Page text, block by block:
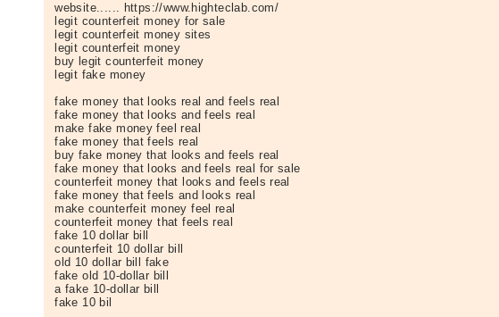
website...... https://www.highteclab.com/
legit counterfeit money for sale
legit counterfeit money sites
legit counterfeit money
buy legit counterfeit money
legit fake money
fake money that looks real and feels real
fake money that looks and feels real
make fake money feel real
fake money that feels real
buy fake money that looks and feels real
fake money that looks and feels real for sale
counterfeit money that looks and feels real
fake money that feels and looks real
make counterfeit money feel real
counterfeit money that feels real
fake 10 dollar bill
counterfeit 10 dollar bill
old 10 dollar bill fake
fake old 10-dollar bill
a fake 10-dollar bill
fake 10 bil